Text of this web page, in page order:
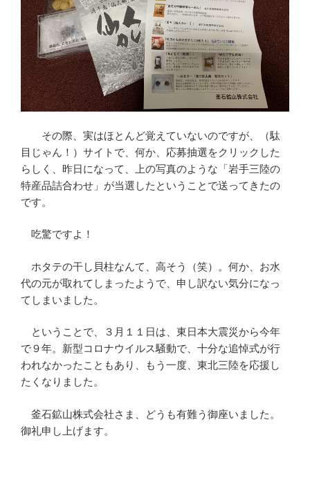
その際、実はほとんど覚えていないのですが、（駄
目じゃん！）サイトで、何か、応募抽選をクリックした
らしく、昨日になって、上の写真のような「岩手三陸の
特産品詰合わせ」が当選したということで送ってきたの
です。
吃驚ですよ！
ホタテの干し貝柱なんて、高そう（笑）。何か、お水
代の元が取れてしまったようで、申し訳ない気分になっ
てしまいました。
ということで、３月１１日は、東日本大震災から今年
で９年。新型コロナウイルス騒動で、十分な追悼式が行
われなかったこともあり、もう一度、東北三陸を応援し
たくなりました。
釜石鉱山株式会社さま、どうも有難う御座いました。
御礼申し上げます。